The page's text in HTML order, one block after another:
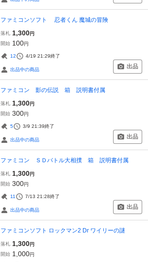
ファミコンソフト 忍者くん 魔城の冒険
落札 1,300円
開始 100円
12 4/19 21:29終了
出品中の商品 出品
ファミコン 影の伝説 箱 説明書付属
落札 1,300円
開始 300円
5 3/9 21:39終了
出品中の商品 出品
ファミコン ＳＤバトル大相撲 箱 説明書付属
落札 1,300円
開始 300円
11 7/13 21:28終了
出品中の商品 出品
ファミコンソフト ロックマン2 Dr ワイリーの謎
落札 1,300円
開始 1,000円